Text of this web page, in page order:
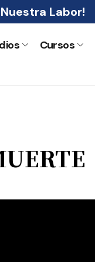
Labor!
Cursos